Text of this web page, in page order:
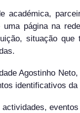
académica,
página na
situação que
Agostinho
identificativos